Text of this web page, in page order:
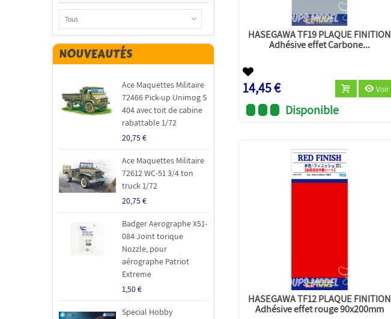
Tous
NOUVEAUTÉS
Ace Maquettes Militaire
72466 Pick-up Unimog S
404 avec toit de cabine
rabattable 1/72
20,75 €
Ace Maquettes Militaire
72612 WC-51 3/4 ton
truck 1/72
20,75 €
Badger Aerographe X51-
084 Joint torique
Nozzle, pour
aérographe Patriot
Extreme
1,50 €
Special Hobby
HASEGAWA TF19 PLAQUE FINITION
Adhésive effet Carbone...
14,45 € Voir
Disponible
HASEGAWA TF12 PLAQUE FINITION
Adhésive effet rouge 90x200mm